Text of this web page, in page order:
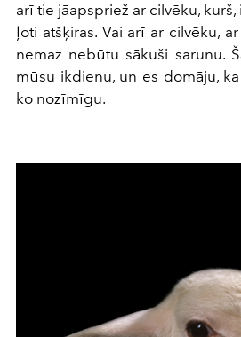
arī tie jāapspriež ar cilvēku,
ļoti atšķiras. Vai arī ar cilvēku,
nemaz nebūtu sākuši sarunu.
mūsu ikdienu, un es domāju,
ko nozīmīgu.